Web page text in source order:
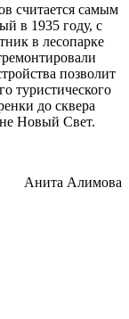
считается самым
в 1935 году, с
в лесопарке
позволит
туристического
до сквера
Новый Свет.
Анита Алимова